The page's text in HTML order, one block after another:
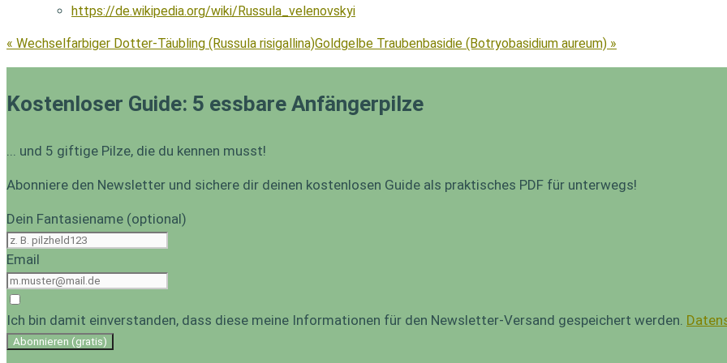
https://de.wikipedia.org/wiki/Russula_velenovskyi
« Wechselfarbiger Dotter-Täubling (Russula risigallina)Goldgelbe Traubenbasidie (Botryobasidium aureum) »
Kostenloser Guide: 5 essbare Anfängerpilze
... und 5 giftige Pilze, die du kennen musst!
Abonniere den Newsletter und sichere dir deinen kostenlosen Guide als praktisches PDF für unterwegs!
Dein Fantasiename (optional)
Email
Ich bin damit einverstanden, dass diese meine Informationen für den Newsletter-Versand gespeichert werden.
Abonnieren (gratis)